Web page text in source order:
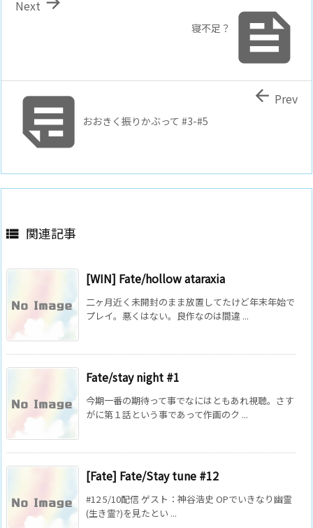

寝不足？
Next
 おおきく振りかぶって #3-#5
 Prev
 関連記事
[WIN] Fate/hollow ataraxia
二ヶ月近く未開封のまま放置してたけど年末年始で
プレイ。悪くはない。良作なのは間違 ...
Fate/stay night #1
今期一番の期待って事でなにはともあれ視聴。さす
がに第１話という事であって作画のク ...
[Fate] Fate/Stay tune #12
#12 5/10配信 ゲスト：神谷浩史 OPでいきなり幽霊
(生き霊?)を見たとい ...